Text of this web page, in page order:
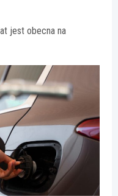
jest obecna na